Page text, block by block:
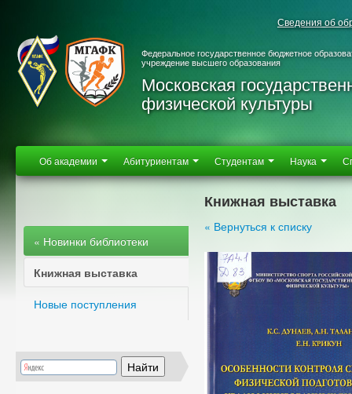
Сведения об
Федеральное государственное бюджетное
учреждение высшего образования
Московская
физической культуры
Об академии Абитуриентам Студентам Наука
« Новинки библиотеки
Книжная выставка
Новые поступления
Книжная выставка
« Вернуться к списку